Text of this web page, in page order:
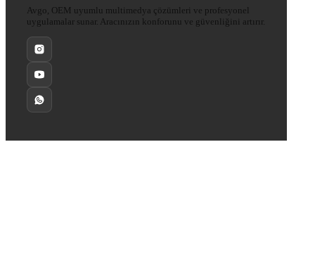
Avgo, OEM uyumlu multimedya çözümleri ve profesyonel
uygulamalar sunar. Aracınızın konforunu ve güvenliğini artırır.